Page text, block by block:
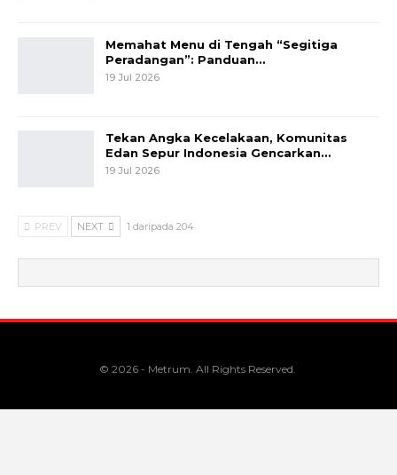
Memahat Menu di Tengah “Segitiga
Peradangan”: Panduan…
19 Jul 2026
Tekan Angka Kecelakaan, Komunitas
Edan Sepur Indonesia Gencarkan…
19 Jul 2026
PREV NEXT 1 daripada 204
© 2026 - Metrum. All Rights Reserved.